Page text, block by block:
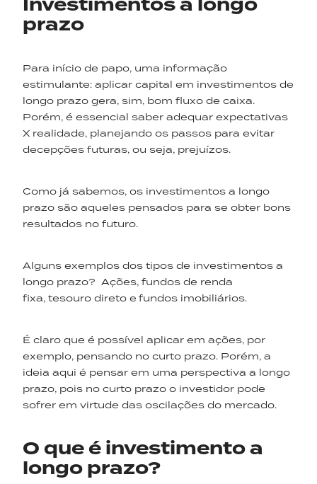
Investimentos a longo
prazo
Para início de papo, uma informação
estimulante: aplicar capital em investimentos de
longo prazo gera, sim, bom fluxo de caixa.
Porém, é essencial saber adequar expectativas
X realidade, planejando os passos para evitar
decepções futuras, ou seja, prejuízos.
Como já sabemos, os investimentos a longo
prazo são aqueles pensados para se obter bons
resultados no futuro.
Alguns exemplos dos tipos de investimentos a
longo prazo? Ações, fundos de renda
fixa, tesouro direto e fundos imobiliários.
É claro que é possível aplicar em ações, por
exemplo, pensando no curto prazo. Porém, a
ideia aqui é pensar em uma perspectiva a longo
prazo, pois no curto prazo o investidor pode
sofrer em virtude das oscilações do mercado.
O que é investimento a
longo prazo?